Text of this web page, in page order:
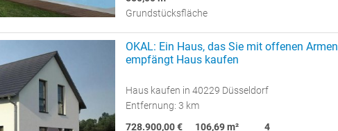
Grundstücksfläche
OKAL: Ein Haus, das Sie mit offenen Armen
empfängt Haus kaufen
Haus kaufen in 40229 Düsseldorf
Entfernung: 3 km
728.900,00 €
106,69 m²
4